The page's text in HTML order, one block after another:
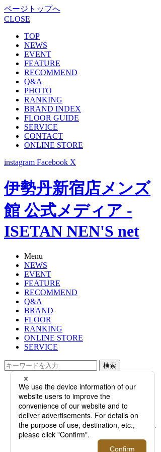
ページトップへ
CLOSE
TOP
NEWS
EVENT
FEATURE
RECOMMEND
Q&A
PHOTO
RANKING
BRAND INDEX
FLOOR GUIDE
SERVICE
CONTACT
ONLINE STORE
instagram Facebook X
伊勢丹新宿店メンズ
館 公式メディア -
ISETAN NEN'S net
Menu
NEWS
EVENT
FEATURE
RECOMMEND
Q&A
BRAND
FLOOR
RANKING
ONLINE STORE
SERVICE
検索
TOP
PHOTO
＜ゼニア＞日本の“焼杉”に着想を得
た限定モデル「トリプルステッチ™
MRBAILEY® スニーカー」ポップア
ップ開催！